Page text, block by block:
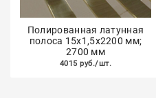
Полированная латунная
полоса 15х1,5х2200 мм;
2700 мм
4015 руб./шт.